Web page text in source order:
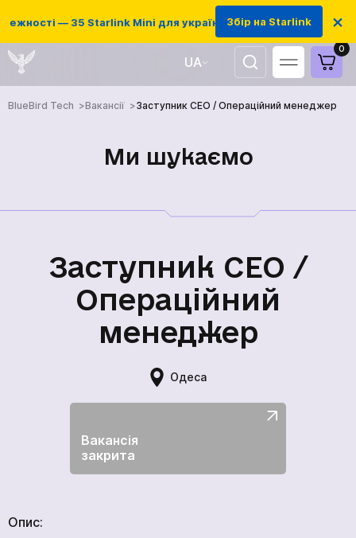
— 35 Starlink Mini для українських захисників
Збір на Starlink ×
UA
EN
0
ГОЛОВНА
ПРОДУКЦІЯ
ВАКАНСІЇ
НОВИНИ
BlueBird Tech Вакансії Заступник CEO / Операційний менеджер
Ми шукаємо
Заступник CEO /
Операційний
менеджер
Одеса
Вакансія
закрита
Опис: